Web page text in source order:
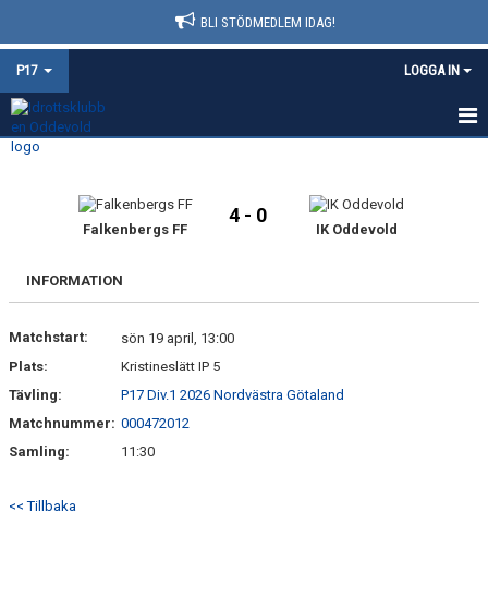
BLI STÖDMEDLEM IDAG!
P17 LOGGA IN
HEM
MATCHER
TRUPPEN
BILDGALLERI
Falkenbergs FF
4 - 0
IK Oddevold
INFORMATION
Matchstart:
sön 19 april, 13:00
Plats:
Kristineslätt IP 5
Tävling:
P17 Div.1 2026 Nordvästra Götaland
Matchnummer: 000472012
Samling:
11:30
<< Tillbaka